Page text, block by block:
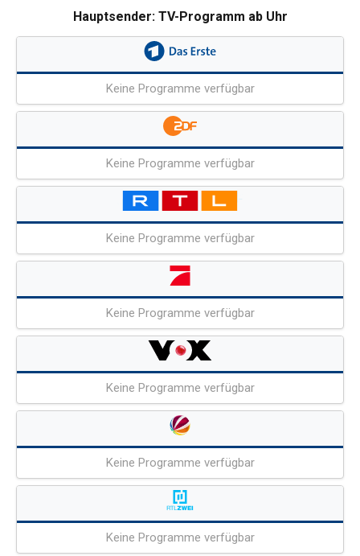
Hauptsender: TV-Programm ab Uhr
Keine Programme verfügbar
Keine Programme verfügbar
Keine Programme verfügbar
Keine Programme verfügbar
Keine Programme verfügbar
Keine Programme verfügbar
Keine Programme verfügbar